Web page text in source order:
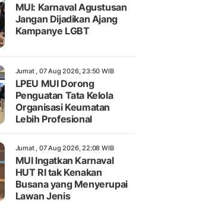
MUI: Karnaval Agustusan
Jangan Dijadikan Ajang
Kampanye LGBT
Jumat , 07 Aug 2026, 23:50 WIB
LPEU MUI Dorong
Penguatan Tata Kelola
Organisasi Keumatan
Lebih Profesional
Jumat , 07 Aug 2026, 22:08 WIB
MUI Ingatkan Karnaval
HUT RI tak Kenakan
Busana yang Menyerupai
Lawan Jenis